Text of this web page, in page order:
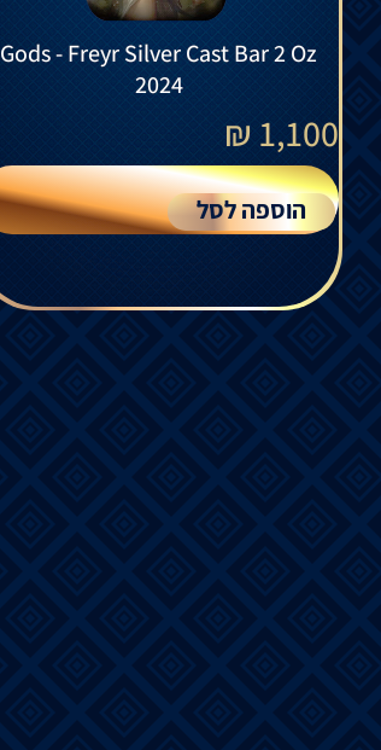
Gods - Freyr Silver Cast Bar 2 Oz
2024
1,100
₪
הוספה לסל